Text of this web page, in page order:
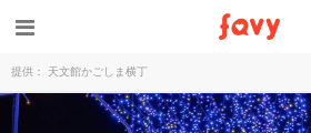
提供： 天文館かごしま横丁